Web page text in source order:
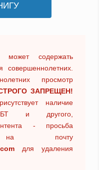
может содержать
совершеннолетних.
просмотр
ЗАПРЕЩЕН!
наличие
и другого,
- просьба
на почту
для удаления